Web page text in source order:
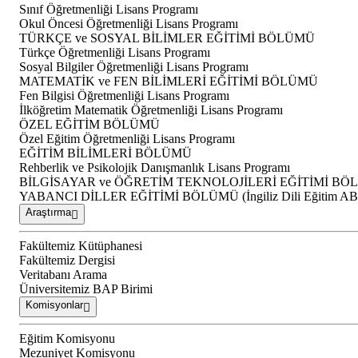
Sınıf Öğretmenliği Lisans Programı
Okul Öncesi Öğretmenliği Lisans Programı
TÜRKÇE ve SOSYAL BİLİMLER EĞİTİMİ BÖLÜMÜ
Türkçe Öğretmenliği Lisans Programı
Sosyal Bilgiler Öğretmenliği Lisans Programı
MATEMATİK ve FEN BİLİMLERİ EĞİTİMİ BÖLÜMÜ
Fen Bilgisi Öğretmenliği Lisans Programı
İlköğretim Matematik Öğretmenliği Lisans Programı
ÖZEL EĞİTİM BÖLÜMÜ
Özel Eğitim Öğretmenliği Lisans Programı
EĞİTİM BİLİMLERİ BÖLÜMÜ
Rehberlik ve Psikolojik Danışmanlık Lisans Programı
BİLGİSAYAR ve ÖĞRETİM TEKNOLOJİLERİ EĞİTİMİ
YABANCI DİLLER EĞİTİMİ BÖLÜMÜ (İngiliz Dili Eğitim
Araştırma
Fakültemiz Kütüphanesi
Fakültemiz Dergisi
Veritabanı Arama
Üniversitemiz BAP Birimi
Komisyonlar
Eğitim Komisyonu
Mezuniyet Komisyonu